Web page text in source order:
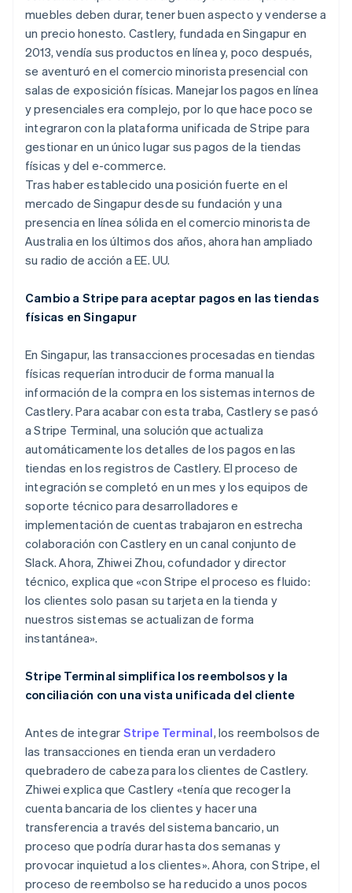
Sesiones de Stripe 2026
Descubre cómo Stripe construye la infraestructura
Mirar ahora
Ecosistema
Socios
Stripe App Marketplace
muebles deben durar, tener buen aspecto y venderse a
un precio honesto. Castlery, fundada en Singapur en
2013, vendía sus productos en línea y, poco después,
se aventuró en el comercio minorista presencial con
salas de exposición físicas. Manejar los pagos en línea
y presenciales era complejo, por lo que hace poco se
integraron con la plataforma unificada de Stripe para
gestionar en un único lugar sus pagos de la tiendas
físicas y del e-commerce.
Tras haber establecido una posición fuerte en el
mercado de Singapur desde su fundación y una
presencia en línea sólida en el comercio minorista de
Australia en los últimos dos años, ahora han ampliado
su radio de acción a EE. UU.
Cambio a Stripe para aceptar pagos en las tiendas
físicas en Singapur
En Singapur, las transacciones procesadas en tiendas
físicas requerían introducir de forma manual la
información de la compra en los sistemas internos de
Castlery. Para acabar con esta traba, Castlery se pasó
a Stripe Terminal, una solución que actualiza
automáticamente los detalles de los pagos en las
tiendas en los registros de Castlery. El proceso de
integración se completó en un mes y los equipos de
soporte técnico para desarrolladores e
implementación de cuentas trabajaron en estrecha
colaboración con Castlery en un canal conjunto de
Slack. Ahora, Zhiwei Zhou, cofundador y director
técnico, explica que «con Stripe el proceso es fluido:
los clientes solo pasan su tarjeta en la tienda y
nuestros sistemas se actualizan de forma
instantánea».
Stripe Terminal simplifica los reembolsos y la
conciliación con una vista unificada del cliente
Antes de integrar Stripe Terminal, los reembolsos de
las transacciones en tienda eran un verdadero
quebradero de cabeza para los clientes de Castlery.
Zhiwei explica que Castlery «tenía que recoger la
cuenta bancaria de los clientes y hacer una
transferencia a través del sistema bancario, un
proceso que podría durar hasta dos semanas y
provocar inquietud a los clientes». Ahora, con Stripe, el
proceso de reembolso se ha reducido a unos pocos